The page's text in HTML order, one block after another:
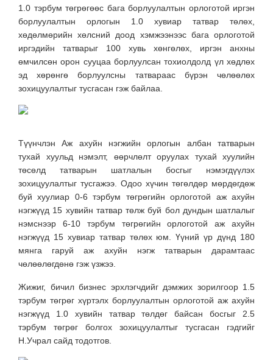
1.0 тэрбум төгрөгөөс бага борлуулалтын орлоготой иргэн
борлуулалтын орлогын 1.0 хувиар татвар төлөх,
хөдөлмөрийн хөлсний доод хэмжээнээс бага орлоготой
иргэдийн татварыг 100 хувь хөнгөлөх, иргэн анхны
өмчилсөн орон сууцаа борлуулсан тохиолдолд үл хөдлөх
эд хөрөнгө борлуулсны татвараас бүрэн чөлөөлөх
зохицуулалтыг тусгасан гэж байлаа.
Түүнчлэн Аж ахуйн нэгжийн орлогын албан татварын
тухай хуульд нэмэлт, өөрчлөлт оруулах тухай хуулийн
төсөлд татварын шатлалын босгыг нэмэгдүүлэх
зохицуулалтыг тусгажээ. Одоо хүчин төгөлдөр мөрдөгдөж
буй хуулиар 0-6 тэрбум төгрөгийн орлоготой аж ахуйн
нэгжүүд 15 хувийн татвар төлж буй бол дундын шатлалыг
нэмснээр 6-10 тэрбум төгрөгийн орлоготой аж ахуйн
нэгжүүд 15 хувиар татвар төлөх юм. Үүний үр дүнд 180
мянга гаруй аж ахуйн нэгж татварын дарамтаас
чөлөөлөгдөнө гэж үзжээ.
Жижиг, бичил бизнес эрхлэгчдийг дэмжих зорилгоор 1.5
тэрбум төгрөг хүртэлх борлуулалтын орлоготой аж ахуйн
нэгжүүд 1.0 хувийн татвар төлдөг байсан босгыг 2.5
тэрбум төгрөг болгох зохицуулалтыг тусгасан гэдгийг
Н.Учрал сайд тодотгов.